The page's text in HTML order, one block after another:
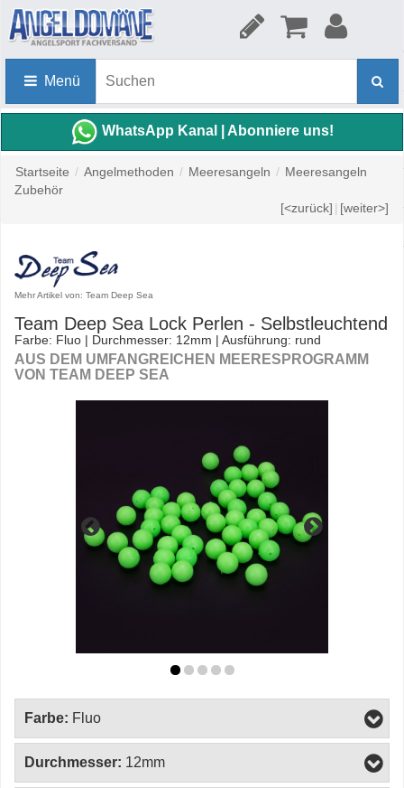
Menü
WhatsApp Kanal | Abonniere uns!
Startseite / Angelmethoden / Meeresangeln / Meeresangeln
Zubehör
[<zurück] | [weiter>]
Mehr Artikel von: Team Deep Sea
Team Deep Sea Lock Perlen - Selbstleuchtend
Farbe: Fluo | Durchmesser: 12mm | Ausführung: rund
AUS DEM UMFANGREICHEN MEERESPROGRAMM
VON TEAM DEEP SEA
Farbe: Fluo
Durchmesser: 12mm